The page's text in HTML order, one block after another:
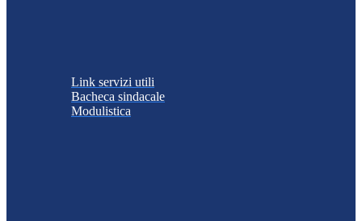
Link servizi utili
Bacheca sindacale
Modulistica